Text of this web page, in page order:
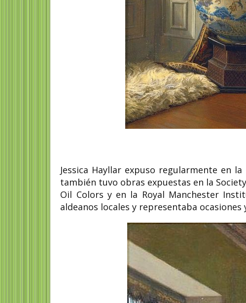
Jessica Hayllar expuso regularmente en
también tuvo obras expuestas en la
Oil Colors y en la Royal Manchester
aldeanos locales y representaba